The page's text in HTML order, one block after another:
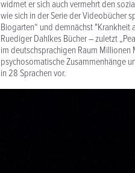
widmet er sich auch vermehrt den
wie sich in der Serie der Videobücher
Biogarten“ und demnächst "Krankheit
Ruediger Dahlkes Bücher – zuletzt
im deutschsprachigen Raum
psychosomatische Zusammenhänge
in 28 Sprachen vor.